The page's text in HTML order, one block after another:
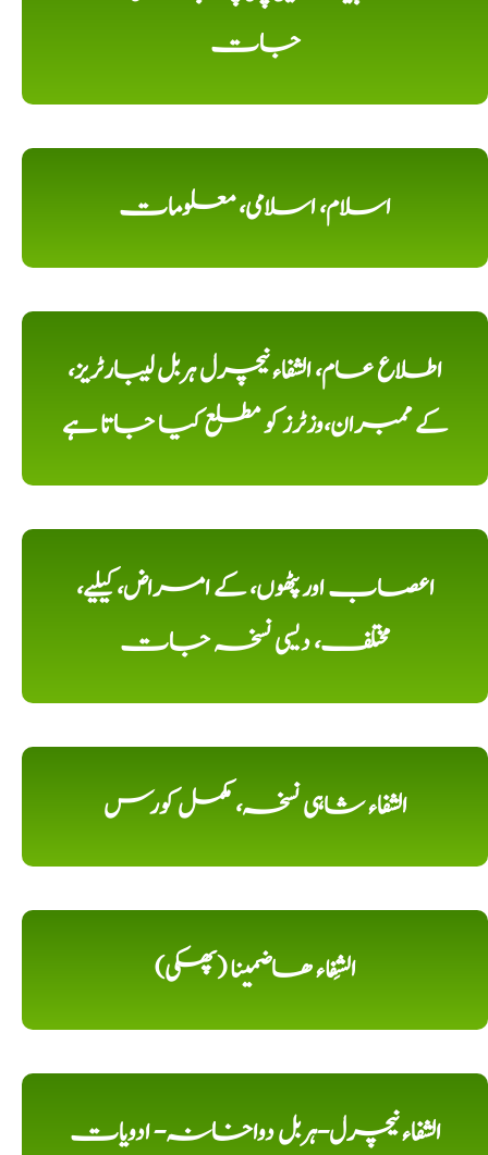
جات
اسلام، اسلامی، معلومات
اطلاع عام، الشفاء نیچرل ہربل لیبارٹریز،
کے ممبران،وزٹرز کو مطلع کیا جاتا ہے
اعصاب اور پٹھوں، کے امراض، کیلیے،
مختلف، دیسی نسخہ جات
الشفاء شاہی نسخہ، مکمل کورس
الشِفاء ھاضمینا (پھکی)
الشفاء نیچرل-ہربل دواخانہ- ادویات